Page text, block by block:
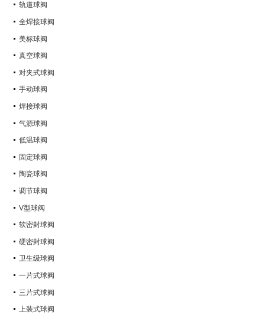
轨道球阀
全焊接球阀
美标球阀
真空球阀
对夹式球阀
手动球阀
焊接球阀
气源球阀
低温球阀
固定球阀
陶瓷球阀
调节球阀
V型球阀
软密封球阀
硬密封球阀
卫生级球阀
一片式球阀
三片式球阀
上装式球阀